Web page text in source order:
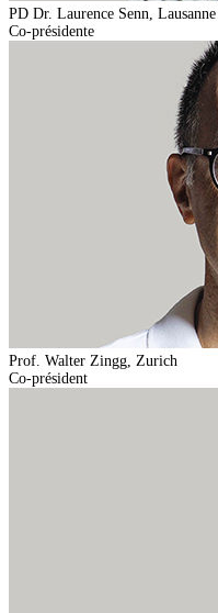
PD Dr. Laurence Senn, Lausanne
Co-présidente
Prof. Walter Zingg, Zurich
Co-président